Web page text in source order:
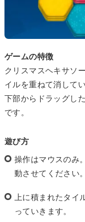
ゲームの特徴
クリスマスヘキサソ
イルを重ねて消して
下部からドラッグし
です。
遊び方
操作はマウスのみ
動させてください。
上に積まれたタイ
っていきます。